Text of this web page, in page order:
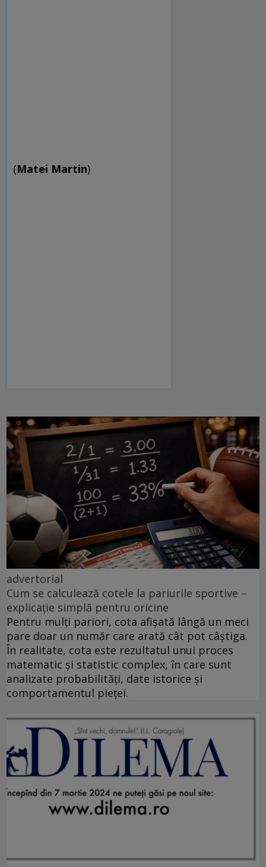
(Matei Martin)
advertorial
Cum se calculează cotele la pariurile sportive –
explicație simplă pentru oricine
Pentru mulți pariori, cota afișată lângă un meci
pare doar un număr care arată cât pot câștiga.
În realitate, cota este rezultatul unui proces
matematic și statistic complex, în care sunt
analizate probabilități, date istorice și
comportamentul pieței.